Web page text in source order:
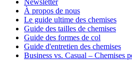
À propos de nous
Le guide ultime des chemises
Guide des tailles de chemises
Guide des formes de col
Guide d'entretien des chemises
Business vs. Casual – Chemises